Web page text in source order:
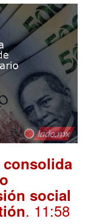
consolida
social
. 11:58